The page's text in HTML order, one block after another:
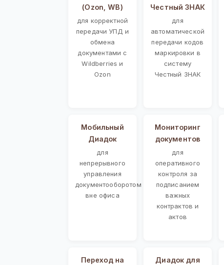
(Ozon, WB)
для корректной
передачи УПД и
обмена
документами с
Wildberries и
Ozon
Честный ЗНАК
для
автоматической
передачи кодов
маркировки в
систему
Честный ЗНАК
Мобильный
Диадок
для
непрерывного
управления
документооборотом
вне офиса
Мониторинг
документов
для
оперативного
контроля за
подписанием
важных
контрактов и
актов
Переход на
Диадок для